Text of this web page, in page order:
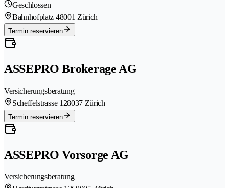
Geschlossen
Bahnhofplatz 48001 Zürich
Termin reservieren
ASSEPRO Brokerage AG
Versicherungsberatung
Scheffelstrasse 128037 Zürich
Termin reservieren
ASSEPRO Vorsorge AG
Versicherungsberatung